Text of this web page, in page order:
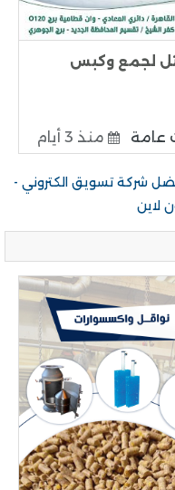
لجمع وكبس
عامة منذ 3 أيام